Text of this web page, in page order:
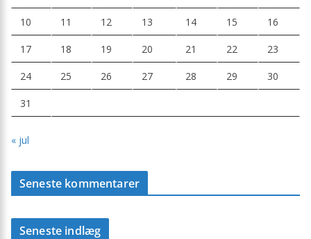
10 11 12 13 14 15 16
17 18 19 20 21 22 23
24 25 26 27 28 29 30
31
« jul
Seneste kommentarer
Seneste indlæg